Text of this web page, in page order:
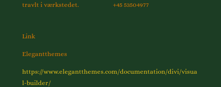
travlt i værkstedet. +45 53504977
Link
Elegantthemes
https://www.elegantthemes.com/documentation/divi/visua
l-builder/